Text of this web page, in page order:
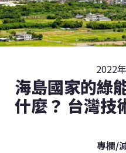
2022
海島國家的綠
什麼？ 台灣技
專欄/